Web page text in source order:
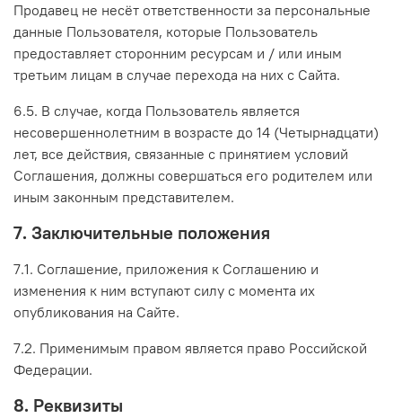
Продавец не несёт ответственности за персональные
данные Пользователя, которые Пользователь
предоставляет сторонним ресурсам и / или иным
третьим лицам в случае перехода на них с Сайта.
6.5. В случае, когда Пользователь является
несовершеннолетним в возрасте до 14 (Четырнадцати)
лет, все действия, связанные с принятием условий
Соглашения, должны совершаться его родителем или
иным законным представителем.
7. Заключительные положения
7.1. Соглашение, приложения к Соглашению и
изменения к ним вступают силу с момента их
опубликования на Сайте.
7.2. Применимым правом является право Российской
Федерации.
8. Реквизиты